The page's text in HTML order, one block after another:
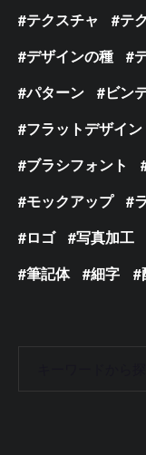
テクスチャ
テ
デザインの種
パターン
ビン
フラットデザイン
ブラシフォント
モックアップ
ロゴ
写真加工
筆記体
細字